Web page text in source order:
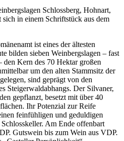
Schlossberg, Hohnart,
in einem Schriftstück aus dem
ist eines der ältesten
bilden sieben Weinbergslagen – fast
den Kern des 70 Hektar großen
um den alten Stammsitz der
sind geprägt von den
Steigerwaldabhangs. Der Silvaner,
gepflanzt, besetzt mit über 40
Ihr Potenzial zur Reife
feinfühligen und geduldigen
Am Ende offenbart
Gutswein bis zum Wein aus VDP.